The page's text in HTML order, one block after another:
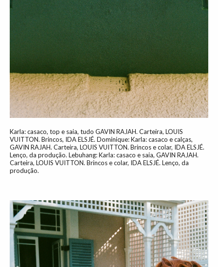
Karla: casaco, top e saia, tudo GAVIN RAJAH. Carteira, LOUIS
VUITTON. Brincos, IDA ELSJÉ. Dominique: Karla: casaco e calças,
GAVIN RAJAH. Carteira, LOUIS VUITTON. Brincos e colar, IDA ELSJÉ.
Lenço, da produção. Lebuhang: Karla: casaco e saia, GAVIN RAJAH.
Carteira, LOUIS VUITTON. Brincos e colar, IDA ELSJÉ. Lenço, da
produção.